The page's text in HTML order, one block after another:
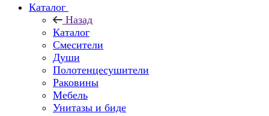
Каталог
Назад
Каталог
Смесители
Души
Полотенцесушители
Раковины
Мебель
Унитазы и биде